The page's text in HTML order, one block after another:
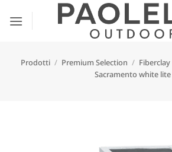
Prodotti / Premium Selection / Fiberclay
Sacramento white lite